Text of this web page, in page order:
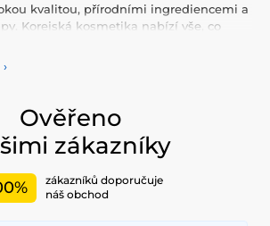
kvalitou, přírodními ingrediencemi a
Korejská kosmetika nabízí vše, co
krémy, vše pro odlíčení a čištění pleti.
se také proslavila svými pleťovými
vyzkoušet péči o vlasy, jako jsou
masky, oleje a další. Nesmíme
dekorativní kosmetiku pro Váš
ingredience patří šnečí extrakt,
›
Ověřeno
zákazníky
zákazníků doporučuje
náš obchod